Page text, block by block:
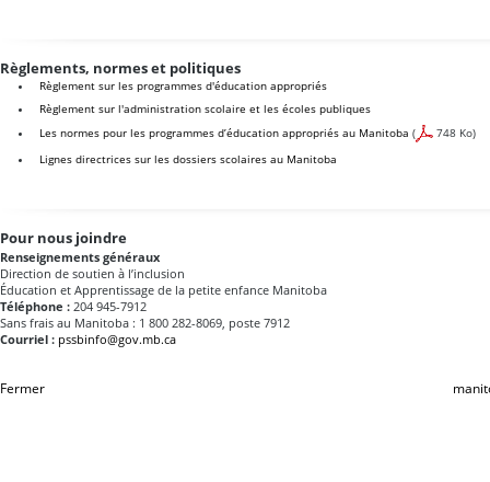
Règlements, normes et politiques
Règlement sur les programmes d'éducation appropriés
Règlement sur l'administration scolaire et les écoles publiques
Les normes pour les programmes d’éducation appropriés au Manitoba (
748 Ko)
Lignes directrices sur les dossiers scolaires au Manitoba
Pour nous joindre
Renseignements généraux
Direction de soutien à l’inclusion
Éducation et Apprentissage de la petite enfance Manitoba
Téléphone : 204 945-7912
Sans frais au Manitoba : 1 800 282-8069 , poste 7912
Courriel : pssbinfo@gov.mb.ca
Fermer